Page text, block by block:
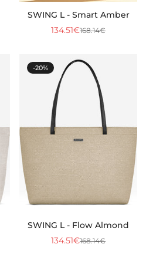
SWING L - Smart Amber
Precio
venta
134.51€Precio
168.14€
-20%
SWING L - Flow Almond
Precio
134.51€Precio
168.14€